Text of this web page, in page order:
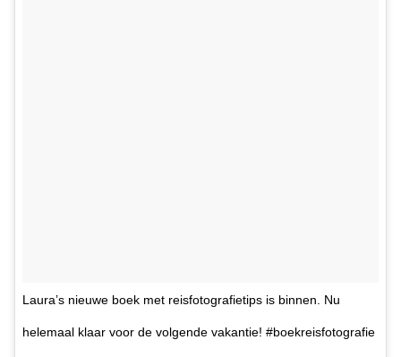
Laura’s nieuwe boek met reisfotografietips is binnen. Nu
helemaal klaar voor de volgende vakantie! #boekreisfotografie